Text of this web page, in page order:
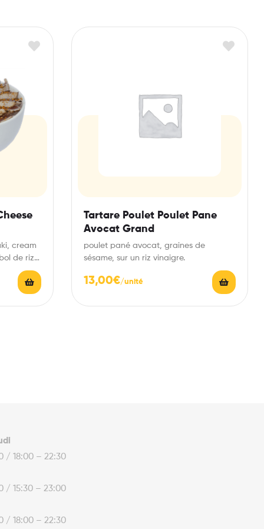
cream
de riz
Tartare Poulet Poulet Pane
Avocat Grand
poulet pané avocat, graines de
sésame, sur un riz vinaigre.
13,00€
/ 18:00 – 22:30
/ 15:30 – 23:00
/ 18:00 – 22:30